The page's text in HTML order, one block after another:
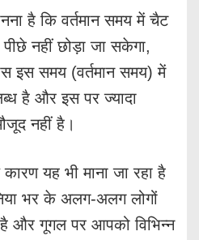
​​है कि वर्तमान समय में चैट
पीछे नहीं छोड़ा जा सकेगा,
इस समय (वर्तमान समय) में
है और इस पर ज्यादा
नहीं है।
यह भी माना जा रहा है
भर के अलग-अलग लोगों
और गूगल पर आपको विभिन्न